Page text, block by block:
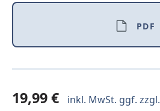
PDF
19,99 € inkl. MwSt. ggf. zzgl.